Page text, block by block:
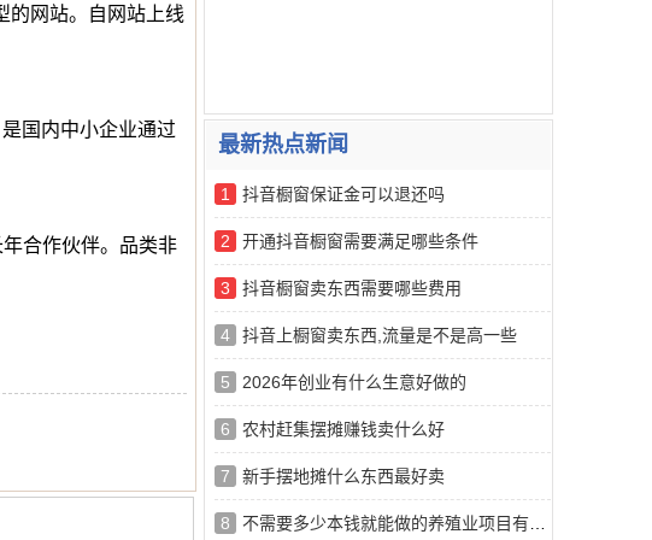
网站。自网站上线
国内中小企业通过
合作伙伴。品类非
最新热点新闻
1 抖音橱窗保证金可以退还吗
2 开通抖音橱窗需要满足哪些条件
3 抖音橱窗卖东西需要哪些费用
4 抖音上橱窗卖东西,流量是不是高一些
5 2026年创业有什么生意好做的
6 农村赶集摆摊赚钱卖什么好
7 新手摆地摊什么东西最好卖
8 不需要多少本钱就能做的养殖业项目有哪些